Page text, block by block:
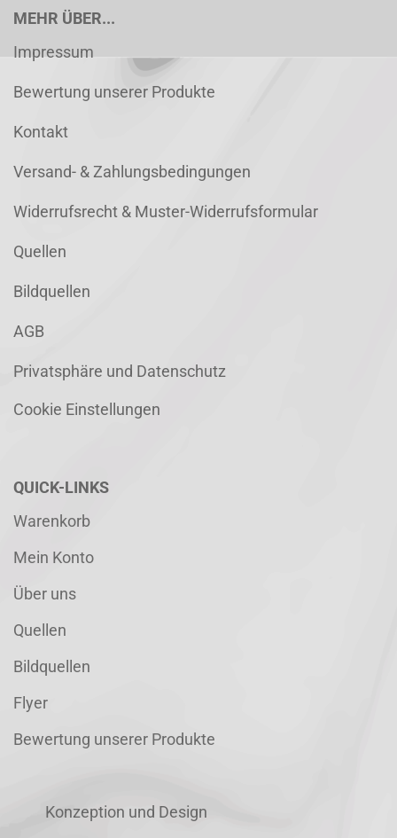
MEHR ÜBER...
Impressum
Bewertung unserer Produkte
Kontakt
Versand- & Zahlungsbedingungen
Widerrufsrecht & Muster-Widerrufsformular
Quellen
Bildquellen
AGB
Privatsphäre und Datenschutz
Cookie Einstellungen
QUICK-LINKS
Warenkorb
Mein Konto
Über uns
Quellen
Bildquellen
Flyer
Bewertung unserer Produkte
Konzeption und Design